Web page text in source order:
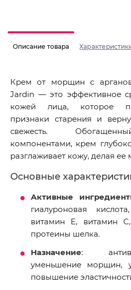
Описание товара
Крем от морщин с
Jardin — это эффективное
кожей лица, которое
признаки старения и
свежесть.
компонентами, крем
разглаживает кожу, делая ее
Основные
Активные
гиалуроновая
витамин E, витамин
протеины шелка.
Назначение:
уменьшение морщин,
повышение